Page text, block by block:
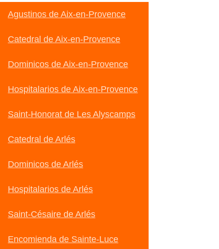
Agustinos de Aix-en-Provence
Catedral de Aix-en-Provence
Dominicos de Aix-en-Provence
Hospitalarios de Aix-en-Provence
Saint-Honorat de Les Alyscamps
Catedral de Arlés
Dominicos de Arlés
Hospitalarios de Arlés
Saint-Césaire de Arlés
Encomienda de Sainte-Luce